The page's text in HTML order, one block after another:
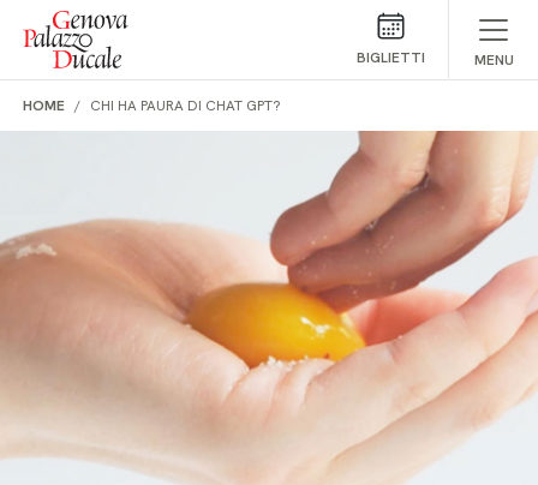
Salta al contenuto
BIGLIETTI MENU
HOME CHI HA PAURA DI CHAT GPT?